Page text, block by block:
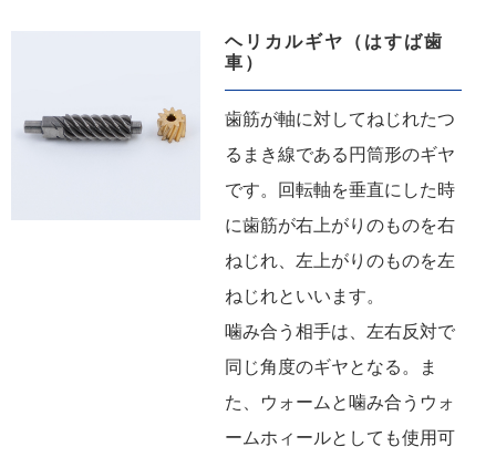
ヘリカルギヤ（はすば歯
車）
歯筋が軸に対してねじれたつ
るまき線である円筒形のギヤ
です。回転軸を垂直にした時
に歯筋が右上がりのものを右
ねじれ、左上がりのものを左
ねじれといいます。
噛み合う相手は、左右反対で
同じ角度のギヤとなる。ま
た、ウォームと噛み合うウォ
ームホィールとしても使用可